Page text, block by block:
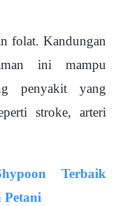
folat. Kandungan
ini mampu
penyakit yang
stroke, arteri
Terbaik
Petani